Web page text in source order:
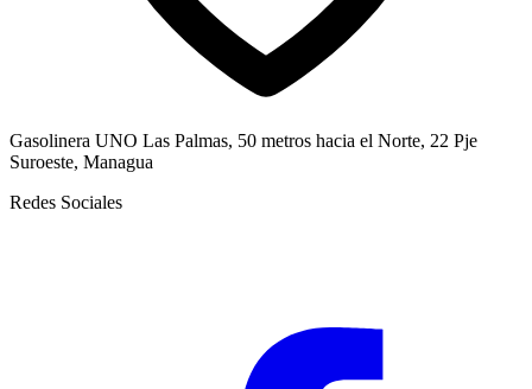
Gasolinera UNO Las Palmas, 50 metros hacia el Norte, 22 Pje
Suroeste, Managua
Redes Sociales